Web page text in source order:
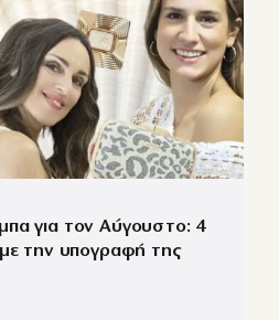
για τον Αύγουστο: 4
την υπογραφή της